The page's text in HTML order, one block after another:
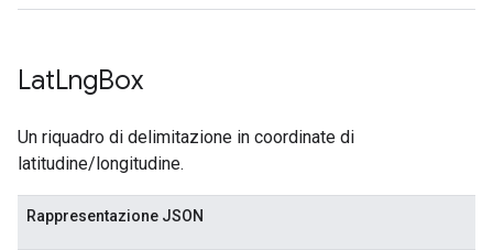
LatLngBox
Un riquadro di delimitazione in coordinate di
latitudine/longitudine.
Rappresentazione JSON